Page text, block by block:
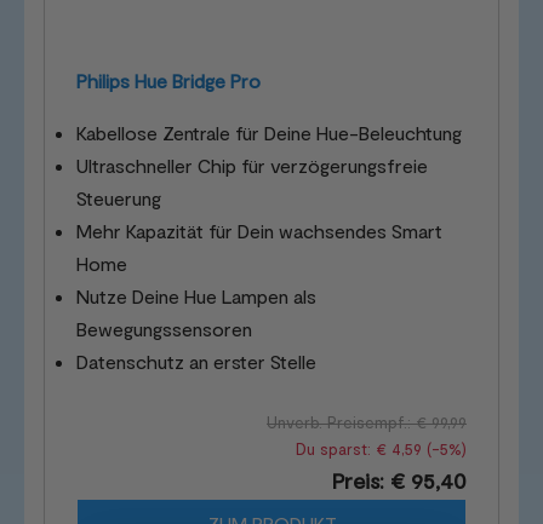
Philips Hue Bridge Pro
Kabellose Zentrale für Deine Hue-Beleuchtung
Ultraschneller Chip für verzögerungsfreie
Steuerung
Mehr Kapazität für Dein wachsendes Smart
Home
Nutze Deine Hue Lampen als
Bewegungssensoren
Datenschutz an erster Stelle
Unverb. Preisempf.: € 99,99
Du sparst: € 4,59 (-5%)
Preis: € 95,40